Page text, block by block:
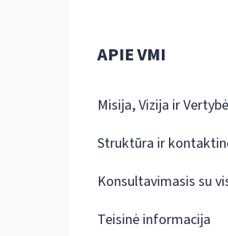
APIE VMI
Misija, Vizija ir
Struktūra ir
Konsultavimasis su
Teisinė informacija